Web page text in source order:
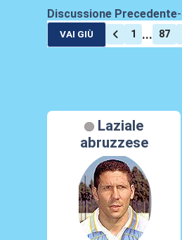
Discussione Precedente-
VAI GIÙ 1 ... 87
Laziale
abruzzese